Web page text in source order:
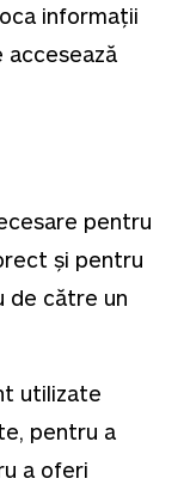
informații
pentru
și pentru
de către un
utilizate
pentru a
a oferi